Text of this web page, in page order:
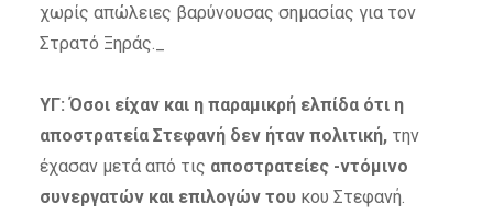
χωρίς απώλειες βαρύνουσας σημασίας για τον
Στρατό Ξηράς._
ΥΓ: Όσοι είχαν και η παραμικρή ελπίδα ότι η
αποστρατεία Στεφανή δεν ήταν πολιτική,την
έχασαν μετά από τις αποστρατείες -ντόμινο
συνεργατών και επιλογών τουκου Στεφανή.